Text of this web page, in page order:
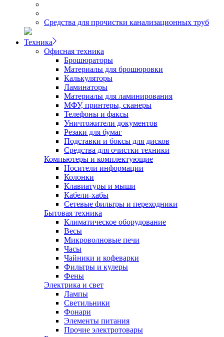
Средства для прочистки канализационных труб
Техника
Офисная техника
Брошюраторы
Материалы для брошюровки
Калькуляторы
Ламинаторы
Материалы для ламинирования
МФУ, принтеры, сканеры
Телефоны и факсы
Уничтожители документов
Резаки для бумаг
Подставки и боксы для дисков
Средства для очистки техники
Компьютеры и комплектующие
Носители информации
Колонки
Клавиатуры и мыши
Кабели-хабы
Сетевые фильтры и переходники
Бытовая техника
Климатическое оборудование
Весы
Микроволновые печи
Часы
Чайники и кофеварки
Фильтры и кулеры
Фены
Электрика и свет
Лампы
Светильники
Фонари
Элементы питания
Прочие электротовары